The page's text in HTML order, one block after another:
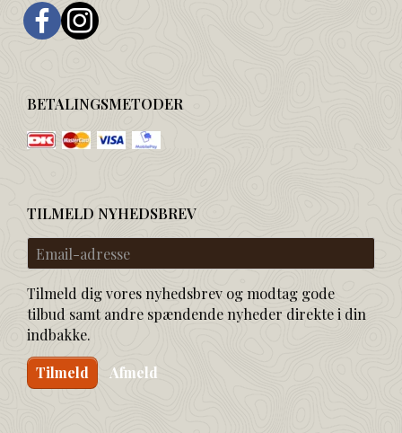
BETALINGSMETODER
TILMELD NYHEDSBREV
Email-
adresse
Tilmeld dig vores nyhedsbrev og modtag gode
tilbud samt andre spændende nyheder direkte i din
indbakke.
Tilmeld Afmeld